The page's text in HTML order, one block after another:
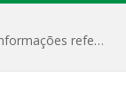
Relatórios Detalhados contendo todas as informações referentes a execução de recursos destinados ao fomento de projetos culturais no Município de Jacundá entre os anos de 2022 ao presente ano de 2026.